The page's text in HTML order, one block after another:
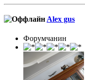
Alex gus
Форумчанин